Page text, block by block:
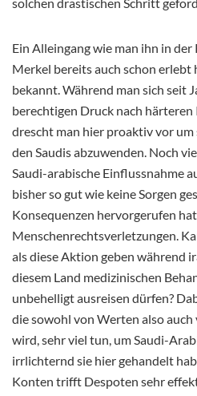
Ein Alleingang wie man ihn in
Merkel bereits auch schon erlebt
bekannt. Während man sich seit
berechtigen Druck nach
drescht man hier proaktiv vor um
den Saudis abzuwenden. Noch
Saudi-arabische Einflussnahme
bisher so gut wie keine Sorgen
Konsequenzen hervorgerufen
Menschenrechtsverletzungen.
als diese Aktion geben während
diesem Land medizinischen
unbehelligt ausreisen dürfen?
die sowohl von Werten also
wird, sehr viel tun, um Saudi-
irrlichternd sie hier gehandelt
Konten trifft Despoten sehr